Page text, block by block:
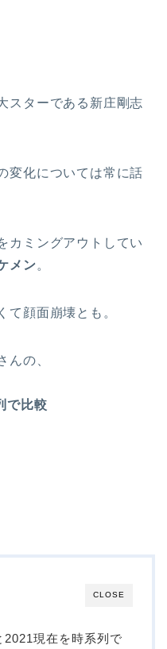
スターである新庄剛志
変化については常に話
カミングアウトしてい
メン。
て顔面崩壊とも。
んの、
で比較
CLOSE
2021現在を時系列で